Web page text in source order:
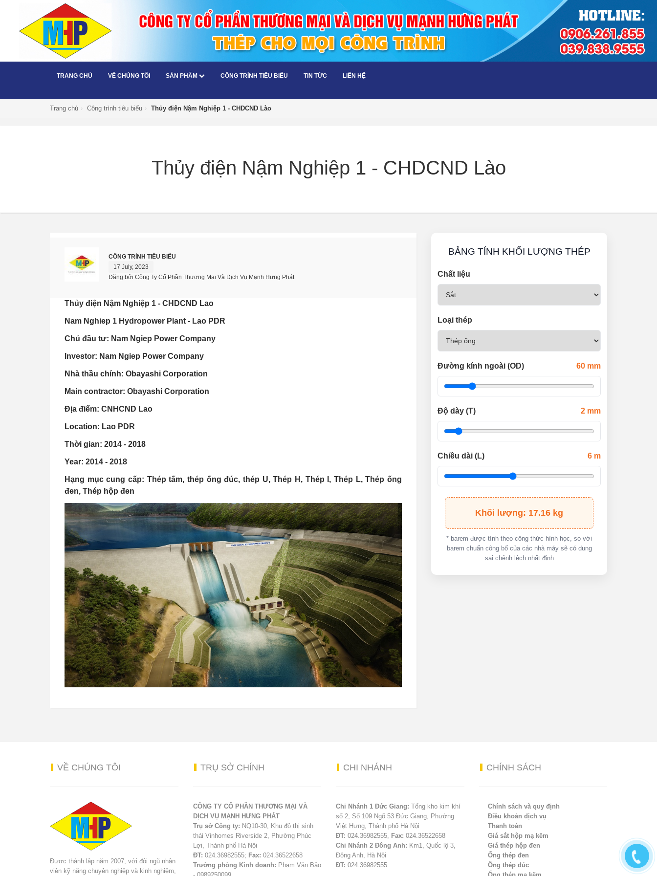
TRANG CHỦ VỀ CHÚNG TÔI SẢN PHẨM CÔNG TRÌNH TIÊU BIỂU TIN TỨC LIÊN HỆ
Trang chủ › Công trình tiêu biểu › Thủy điện Nậm Nghiệp 1 - CHDCND Lào
Thủy điện Nậm Nghiệp 1 - CHDCND Lào
CÔNG TRÌNH TIÊU BIỂU
17 July, 2023
Đăng bởi Công Ty Cổ Phần Thương Mại Và Dịch Vụ Mạnh Hưng Phát
Thủy điện Nậm Nghiệp 1 - CHDCND Lao
Nam Nghiep 1 Hydropower Plant - Lao PDR
Chủ đầu tư: Nam Ngiep Power Company
Investor: Nam Ngiep Power Company
Nhà thầu chính: Obayashi Corporation
Main contractor: Obayashi Corporation
Địa điểm: CNHCND Lao
Location: Lao PDR
Thời gian: 2014 - 2018
Year: 2014 - 2018
Hạng mục cung cấp: Thép tấm, thép ống đúc, thép U, Thép H, Thép I, Thép L, Thép ống
đen, Thép hộp đen
BẢNG TÍNH KHỐI LƯỢNG THÉP
Chất liệu
Loại thép
Đường kính ngoài (OD) 60 mm
Độ dày (T) 2 mm
Chiều dài (L) 6 m
Khối lượng: 17.16 kg
* barem được tính theo công thức hình học, so với
barem chuẩn công bố của các nhà máy sẽ có dung
sai chênh lệch nhất định
VỀ CHÚNG TÔI
Được thành lập năm 2007, với đội ngũ nhân
viên kỹ năng chuyên nghiệp và kinh nghiệm,
TRỤ SỞ CHÍNH
CÔNG TY CỔ PHẦN THƯƠNG MẠI VÀ
DỊCH VỤ MẠNH HƯNG PHÁT
Trụ sở Công ty: NQ10-30, Khu đô thị sinh
thái Vinhomes Riverside 2, Phường Phúc
Lợi, Thành phố Hà Nội
ĐT: 024.36982555; Fax: 024.36522658
Trưởng phòng Kinh doanh: Phạm Văn Bảo
CHI NHÁNH
Chi Nhánh 1 Đức Giang: Tổng kho kim khí
số 2, Số 109 Ngõ 53 Đức Giang, Phường
Việt Hưng, Thành phố Hà Nội
ĐT: 024.36982555, Fax: 024.36522658
Chi Nhánh 2 Đông Anh: Km1, Quốc lộ 3,
Đông Anh, Hà Nội
ĐT: 024.36982555
CHÍNH SÁCH
Chính sách và quy định
Điều khoản dịch vụ
Thanh toán
Giá sắt hộp mạ kẽm
Giá thép hộp đen
Ống thép đen
Ống thép đúc